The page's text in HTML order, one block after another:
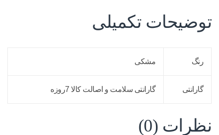
توضیحات تکمیلی
رنگ مشکی
گارانتی گارانتی سلامت و اصالت کالا 7روزه
نظرات (0)